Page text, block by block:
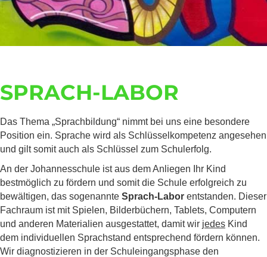
SPRACH-LABOR
Das Thema „Sprachbildung“ nimmt bei uns eine besondere
Position ein. Sprache wird als Schlüsselkompetenz angesehen
und gilt somit auch als Schlüssel zum Schulerfolg.
An der Johannesschule ist aus dem Anliegen Ihr Kind
bestmöglich zu fördern und somit die Schule erfolgreich zu
bewältigen, das sogenannte Sprach-Labor entstanden. Dieser
Fachraum ist mit Spielen, Bilderbüchern, Tablets, Computern
und anderen Materialien ausgestattet, damit wir jedes Kind
dem individuellen Sprachstand entsprechend fördern können.
Wir diagnostizieren in der Schuleingangsphase den